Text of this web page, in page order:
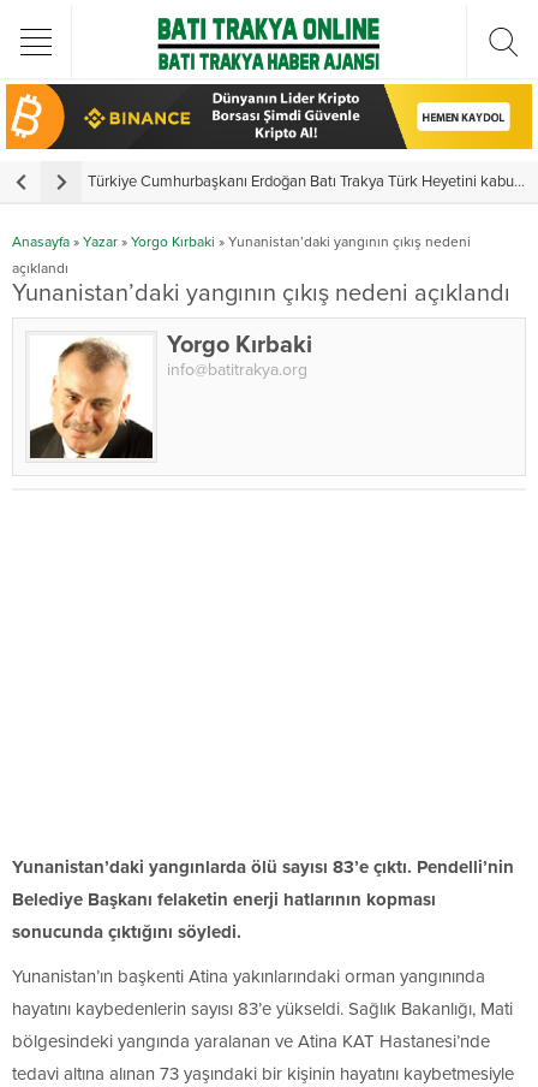
Türkiye Cumhurbaşkanı Erdoğan Batı Trakya Türk Heyetini kabul etti
Anasayfa » Yazar » Yorgo Kırbaki » Yunanistan’daki yangının çıkış nedeni
açıklandı
Yunanistan’daki yangının çıkış nedeni açıklandı
Yorgo Kırbaki
info@batitrakya.org
Yunanistan’daki yangınlarda ölü sayısı 83’e çıktı. Pendelli’nin
Belediye Başkanı felaketin enerji hatlarının kopması
sonucunda çıktığını söyledi.
Yunanistan’ın başkenti Atina yakınlarındaki orman yangınında
hayatını kaybedenlerin sayısı 83’e yükseldi. Sağlık Bakanlığı, Mati
bölgesindeki yangında yaralanan ve Atina KAT Hastanesi’nde
tedavi altına alınan 73 yaşındaki bir kişinin hayatını kaybetmesiyle